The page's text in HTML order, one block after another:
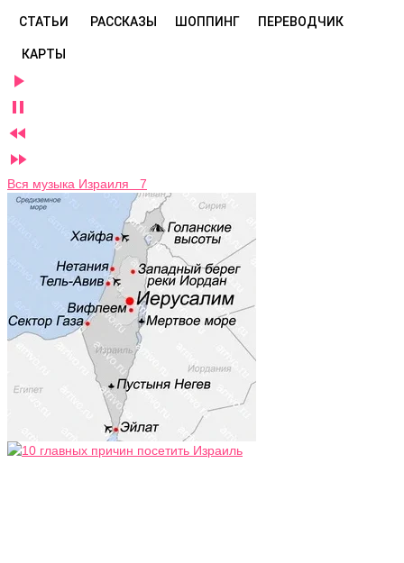
СТАТЬИ РАССКАЗЫ ШОППИНГ ПЕРЕВОДЧИК
КАРТЫ




Вся музыка Израиля 7